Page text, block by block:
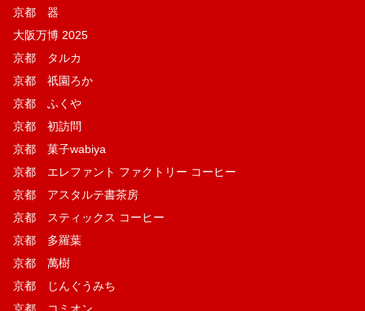
京都 器
大阪万博 2025
京都 タルカ
京都 祇園ろか
京都 ふくや
京都 初訪問
京都 菓子wabiya
京都 エレファント ファクトリー コーヒー
京都 アスタルテ書茶房
京都 スティックス コーヒー
京都 多羅葉
京都 萬樹
京都 じんぐうみち
京都 コミオン